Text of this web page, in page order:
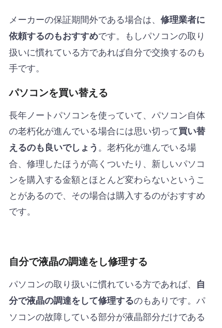
メーカーの保証期間外である場合は、 修理業者に
依頼するのもおすすめです。もしパソコンの取り
扱いに慣れている方であれば自分で交換するのも
手です。
パソコンを買い替える
長年ノートパソコンを使っていて、パソコン自体
の老朽化が進んでいる場合には思い切って買い替
えるのも良いでしょう 。老朽化が進んでいる場
合、修理したほうが高くついたり、新しいパソコ
ンを購入する金額とほとんど変わらないというこ
とがあるので、その場合は購入するのがおすすめ
です。
自分で液晶の調達をし修理する
パソコンの取り扱いに慣れている方であれば、 自
分で液晶の調達をして修理するのもありです。パ
ソコンの故障している部分が液晶部分だけである